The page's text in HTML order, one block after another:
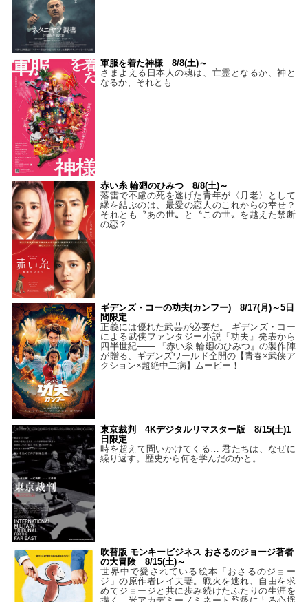
軍服を着た神様 8/8(土)～
さまよえる日本人の魂は、亡霊となるか、神と
なるか、それとも…
赤い糸 輪廻のひみつ 8/8(土)～
落雷で不慮の死を遂げた青年が〈月老〉として
縁を結ぶのは、最愛の恋人のこれからの幸せ？
それとも〝あの世〟と〝この世〟を越えた禁断
の恋？
ギデンズ・コーの功夫(カンフー) 8/17(月)～5日
間限定
正義には優れた武芸が必要だ。 ギデンズ・コー
による武侠ファンタジー小説『功夫』発表から
四半世紀―― 『赤い糸 輪廻のひみつ』の製作陣
が贈る、ギデンズワールド全開の【青春×武侠ア
クション×超絶中二病】ムービー！
東京裁判 4Kデジタルリマスター版 8/15(土)1
日限定
時を超えて問いかけてくる… 君たちは、なぜに
繰り返す。歴史から何を学んだのかと。
吹替版 モンキービジネス おさるのジョージ著者
の大冒険 8/15(土)～
世界中で愛されている絵本「おさるのジョー
ジ」の原作者レイ夫妻。戦火を逃れ、自由を求
めてジョージと共に歩み続けたふたりの生涯を